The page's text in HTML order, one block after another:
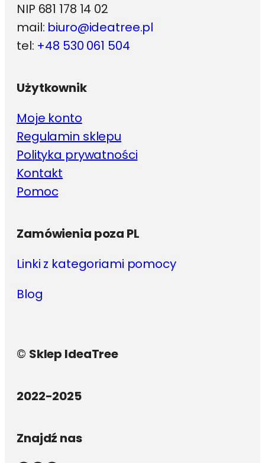
NIP 681 178 14 02
mail: biuro@ideatree.pl
tel: +48 530 061 504
Użytkownik
Moje konto
Regulamin sklepu
Polityka prywatności
Kontakt
Pomoc
Zamówienia poza PL
Linki z kategoriami pomocy
Blog
© Sklep IdeaTree
2022-2025
Znajdź nas